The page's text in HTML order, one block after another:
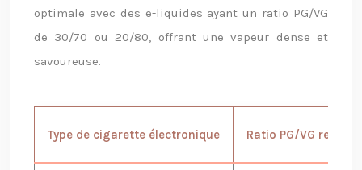
optimale avec des e-liquides ayant un ratio PG/VG
de 30/70 ou 20/80, offrant une vapeur dense et
savoureuse.
Type de cigarette électronique Ratio PG/VG